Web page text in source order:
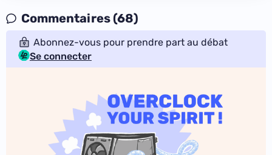
Commentaires (68)
Abonnez-vous pour prendre part au débat
Se connecter